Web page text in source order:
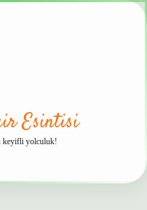
Esintisi
keyifli yolculuk!